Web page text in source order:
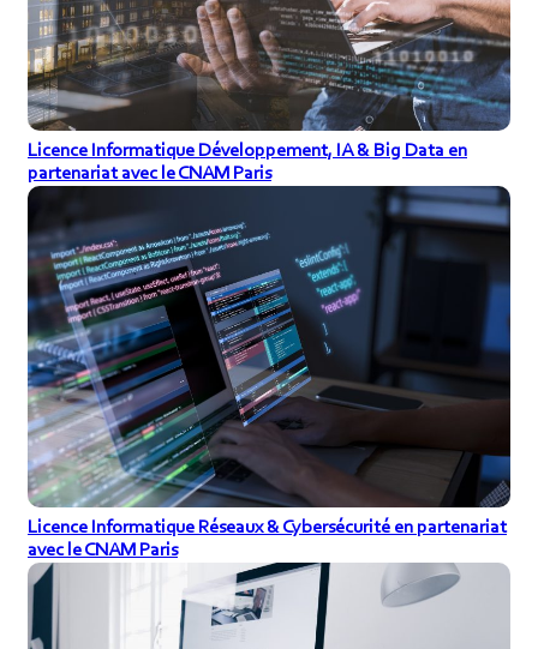
Licence Informatique Développement, IA & Big Data en
partenariat avec le CNAM Paris
Licence Informatique Réseaux & Cybersécurité en partenariat
avec le CNAM Paris